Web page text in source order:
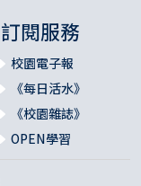
訂閱服務
校園電子報
《每日活水》
《校園雜誌》
OPEN學習